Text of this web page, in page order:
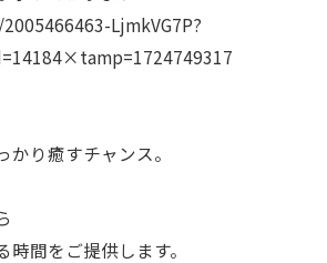
LjmkVG7P?
り癒すチャンス。
間をご提供します。